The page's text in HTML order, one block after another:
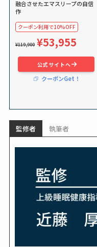
融合させたエマスリープの自信
作
クーポン利用で10%OFF
¥119,900 ¥53,955
公式サイトへ
クーポンGet！
監修者 執筆者